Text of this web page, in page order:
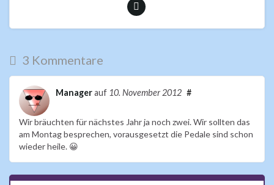
3 Kommentare
Managerauf 10. November 2012 #
Wir bräuchten für nächstes Jahr ja noch zwei. Wir sollten das
am Montag besprechen, vorausgesetzt die Pedale sind schon
wieder heile. 😀